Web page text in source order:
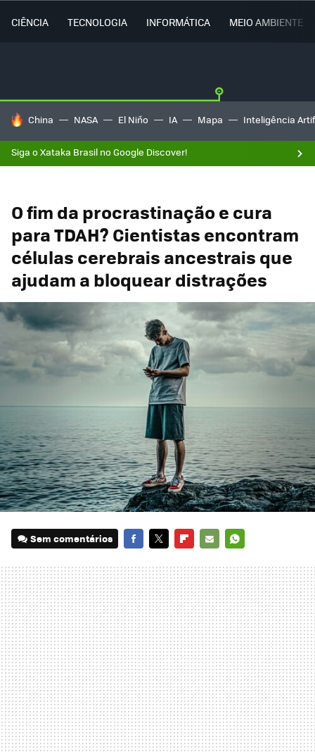
CIÊNCIA TECNOLOGIA INFORMÁTICA MEIO AMBIENTE
TENDÊNCIAS DO DIA
China NASA El Niño IA Mapa Inteligência
Siga o Xataka Brasil no Google Discover!
O fim da procrastinação e cura
para TDAH? Cientistas encontram
células cerebrais ancestrais que
ajudam a bloquear distrações
Sem comentários
MAIL